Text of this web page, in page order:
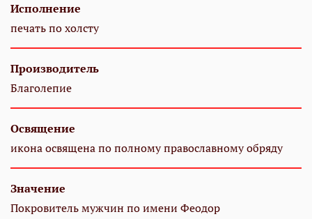
Исполнение
печать по холсту
Производитель
Благолепие
Освящение
икона освящена по полному православному обряду
Значение
Покровитель мужчин по имени Феодор